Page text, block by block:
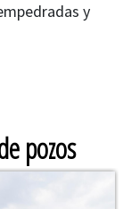
y
pozos